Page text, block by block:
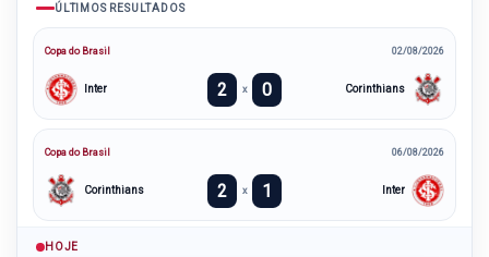
ÚLTIMOS RESULTADOS
Copa do Brasil 02/08/2026
Inter 2 x 0 Corinthians
Copa do Brasil 06/08/2026
Corinthians 2 x 1 Inter
HOJE